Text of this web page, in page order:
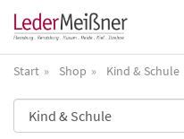
Start Shop Kind & Schule